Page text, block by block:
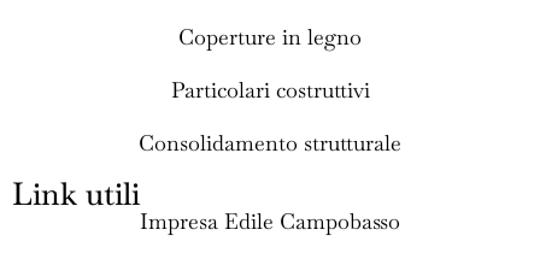
Coperture in legno
Particolari costruttivi
Consolidamento strutturale
Link utili
Impresa Edile Campobasso